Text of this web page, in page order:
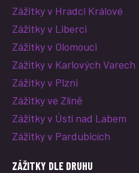
Zážitky v Hradci Králové
Zážitky v Liberci
Zážitky v Olomouci
Zážitky v Karlových Varech
Zážitky v Plzni
Zážitky ve Zlíně
Zážitky v Ústí nad Labem
Zážitky v Pardubicích
ZÁŽITKY DLE DRUHU